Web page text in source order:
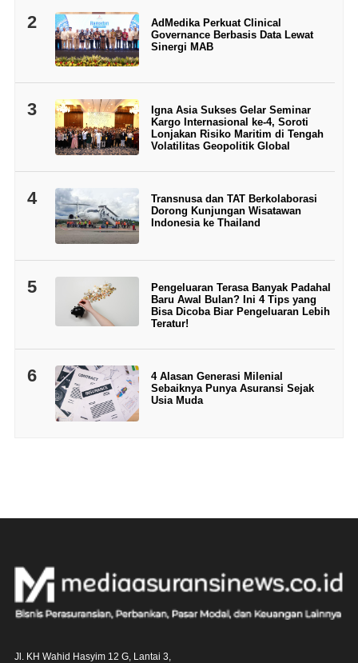
2
AdMedika Perkuat Clinical
Governance Berbasis Data Lewat
Sinergi MAB
3
Igna Asia Sukses Gelar Seminar
Kargo Internasional ke-4, Soroti
Lonjakan Risiko Maritim di Tengah
Volatilitas Geopolitik Global
4
Transnusa dan TAT Berkolaborasi
Dorong Kunjungan Wisatawan
Indonesia ke Thailand
5
Pengeluaran Terasa Banyak Padahal
Baru Awal Bulan? Ini 4 Tips yang
Bisa Dicoba Biar Pengeluaran Lebih
Teratur!
6
4 Alasan Generasi Milenial
Sebaiknya Punya Asuransi Sejak
Usia Muda
Jl. KH Wahid Hasyim 12 G, Lantai 3,